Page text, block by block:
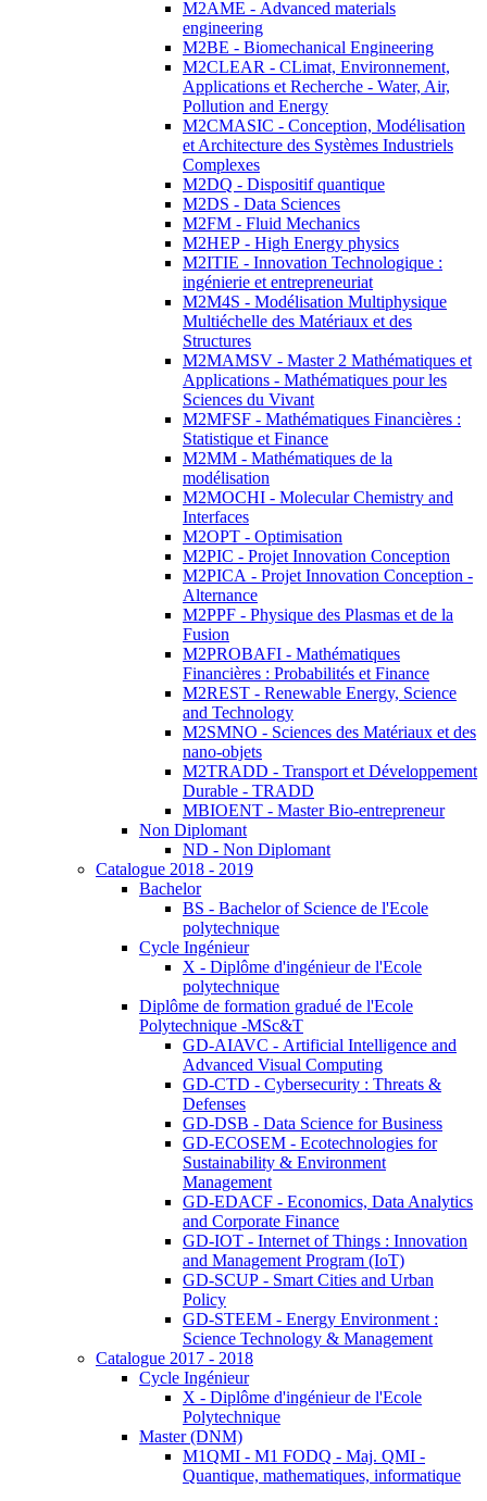
M2AME - Advanced materials
engineering
M2BE - Biomechanical Engineering
M2CLEAR - CLimat, Environnement,
Applications et Recherche - Water, Air,
Pollution and Energy
M2CMASIC - Conception, Modélisation
et Architecture des Systèmes Industriels
Complexes
M2DQ - Dispositif quantique
M2DS - Data Sciences
M2FM - Fluid Mechanics
M2HEP - High Energy physics
M2ITIE - Innovation Technologique :
ingénierie et entrepreneuriat
M2M4S - Modélisation Multiphysique
Multiéchelle des Matériaux et des
Structures
M2MAMSV - Master 2 Mathématiques et
Applications - Mathématiques pour les
Sciences du Vivant
M2MFSF - Mathématiques Financières :
Statistique et Finance
M2MM - Mathématiques de la
modélisation
M2MOCHI - Molecular Chemistry and
Interfaces
M2OPT - Optimisation
M2PIC - Projet Innovation Conception
M2PICA - Projet Innovation Conception -
Alternance
M2PPF - Physique des Plasmas et de la
Fusion
M2PROBAFI - Mathématiques
Financières : Probabilités et Finance
M2REST - Renewable Energy, Science
and Technology
M2SMNO - Sciences des Matériaux et des
nano-objets
M2TRADD - Transport et Développement
Durable - TRADD
MBIOENT - Master Bio-entrepreneur
Non Diplomant
ND - Non Diplomant
Catalogue 2018 - 2019
Bachelor
BS - Bachelor of Science de l'Ecole
polytechnique
Cycle Ingénieur
X - Diplôme d'ingénieur de l'Ecole
polytechnique
Diplôme de formation gradué de l'Ecole
Polytechnique -MSc&T
GD-AIAVC - Artificial Intelligence and
Advanced Visual Computing
GD-CTD - Cybersecurity : Threats &
Defenses
GD-DSB - Data Science for Business
GD-ECOSEM - Ecotechnologies for
Sustainability & Environment
Management
GD-EDACF - Economics, Data Analytics
and Corporate Finance
GD-IOT - Internet of Things : Innovation
and Management Program (IoT)
GD-SCUP - Smart Cities and Urban
Policy
GD-STEEM - Energy Environment :
Science Technology & Management
Catalogue 2017 - 2018
Cycle Ingénieur
X - Diplôme d'ingénieur de l'Ecole
Polytechnique
Master (DNM)
M1QMI - M1 FODQ - Maj. QMI -
Quantique, mathematiques, informatique